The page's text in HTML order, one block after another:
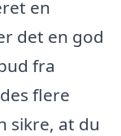
en
det en god
fra
flere
sikre, at du